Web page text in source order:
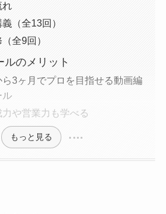
れ
（全13回）
全9回）
ルのメリット
ら3ヶ月でプロを目指せる動画編
ル
や営業力も学べる
もっと見る